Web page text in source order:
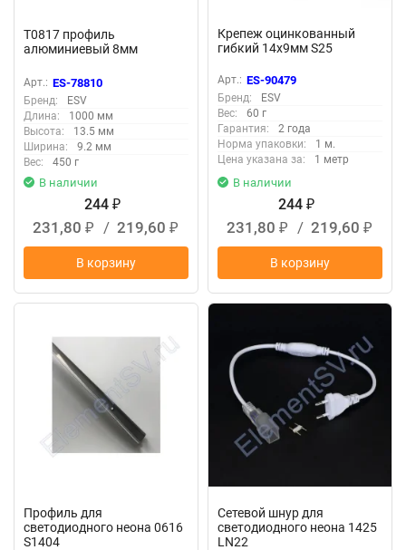
T0817 профиль
алюминиевый 8мм
Арт.: ES-78810
Бренд:
ESV
Длина:
1000 мм
Высота:
13.5 мм
Ширина:
9.2 мм
Вес:
450 г
В наличии
244 ₽
231,80 ₽ / 219,60 ₽
В корзину
Крепеж оцинкованный
гибкий 14x9мм S25
Арт.: ES-90479
Бренд:
ESV
Вес:
60 г
Гарантия:
2 года
Норма упаковки:
1 м.
Цена указана за:
1 метр
В наличии
244 ₽
231,80 ₽ / 219,60 ₽
В корзину
Профиль для
светодиодного неона 0616
S1404
Сетевой шнур для
светодиодного неона 1425
LN22